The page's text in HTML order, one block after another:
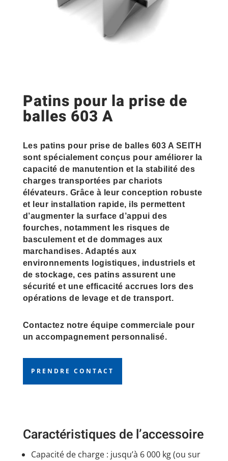
Patins pour la prise de
balles 603 A
Les patins pour prise de balles 603 A SEITH
sont spécialement conçus pour améliorer la
capacité de manutention et la stabilité des
charges transportées par chariots
élévateurs. Grâce à leur conception robuste
et leur installation rapide, ils permettent
d’augmenter la surface d’appui des
fourches, notamment les risques de
basculement et de dommages aux
marchandises. Adaptés aux
environnements logistiques, industriels et
de stockage, ces patins assurent une
sécurité et une efficacité accrues lors des
opérations de levage et de transport.
Contactez notre équipe commerciale pour
un accompagnement personnalisé.
PRENDRE CONTACT
Caractéristiques de l’accessoire
Capacité de charge : jusqu’à 6 000 kg (ou sur